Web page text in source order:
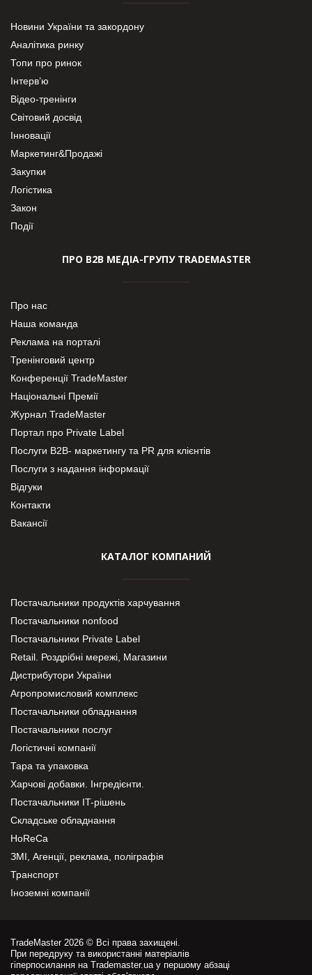
Новини України та закордону
Аналітика ринку
Топи про ринок
Інтерв’ю
Відео-тренінги
Світовий досвід
Інновації
Маркетинг&Продажі
Закупки
Логістика
Закон
Події
ПРО В2В МЕДІА-ГРУПУ TRADEMASTER
Про нас
Наша команда
Реклама на порталі
Тренінговий центр
Конференції TradeMaster
Національні Премії
Журнал TradeMaster
Портал про Private Label
Послуги В2В- маркетингу та PR для клієнтів
Послуги з надання інформації
Відгуки
Контакти
Вакансії
КАТАЛОГ КОМПАНИЙ
Постачальники продуктів харчування
Постачальники nonfood
Постачальники Private Label
Retail. Роздрібні мережі, Магазини
Дистрибутори України
Агропромисловий комплекс
Постачальники обладнання
Постачальники послуг
Логістичні компанії
Тара та упаковка
Харчові добавки. Інгредієнти.
Постачальники IT-рішень
Складське обладнання
HoReCa
ЗМІ, Агенції, реклама, поліграфія
Транспорт
Іноземні компанії
TradeMaster 2026 © Всі права захищені.
При передруку та використанні матеріалів
гіперпосилання на Trademaster.ua у першому абзаці